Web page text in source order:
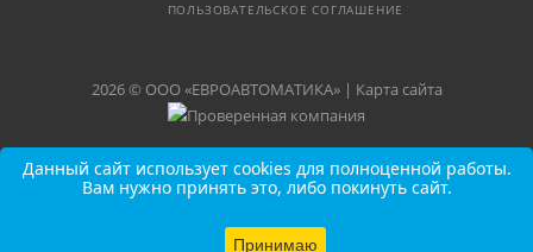
ПОЛЬЗОВАТЕЛЬСКОЕ СОГЛАШЕНИЕ
2026 © ООО «ЕВРОАВТОМАТИКА» | Карта сайта
Данный сайт использует cookies для полноценной работы.
Вам нужно принять это, либо покинуть сайт.
Принимаю